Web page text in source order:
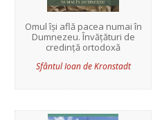
Omul își află pacea numai în
Dumnezeu. Învățături de
credință ortodoxă
Sfântul Ioan de Kronstadt